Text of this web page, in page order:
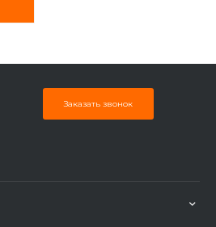
Заказать звонок